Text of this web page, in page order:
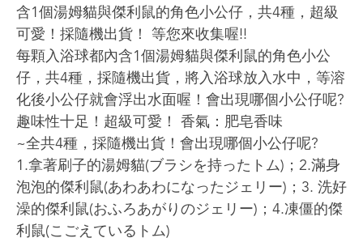
含1個湯姆貓與傑利鼠的角色小公仔，共4種，超級
可愛！採隨機出貨！ 等您來收集喔!!
每顆入浴球都內含1個湯姆貓與傑利鼠的角色小公
仔，共4種，採隨機出貨，將入浴球放入水中，等溶
化後小公仔就會浮出水面喔！會出現哪個小公仔呢?
趣味性十足！超級可愛！ 香氣：肥皂香味
~全共4種，採隨機出貨！會出現哪個小公仔呢?
1.拿著刷子的湯姆貓(ブラシを持ったトム)；2.滿身
泡泡的傑利鼠(あわあわになったジェリー)；3. 洗好
澡的傑利鼠(おふろあがりのジェリー)；4.凍僵的傑
利鼠(こごえているトム)